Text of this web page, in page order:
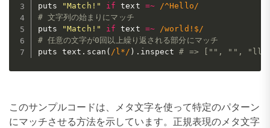
puts
"Match!" if text =~
/^Hello/
# 文字列の始まりにマッチ
puts
"Match!" if text =~
/world!$/
# 任意の文字が0回以上繰り返される部分にマッチ
puts text . scan ( /l*/ ) . inspect # => ["", "",
このサンプルコードは、メタ文字を使って特定のパターン
にマッチさせる方法を示しています。正規表現のメタ文字